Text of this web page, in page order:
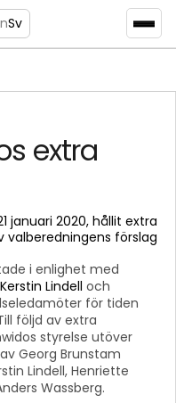
Sv
extra
januari 2020, hållit extra
förslag
i enlighet med
Kerstin Lindell och
för tiden
följd av extra
styrelse utöver
Georg Brunstam
Lindell, Henriette
Wassberg.